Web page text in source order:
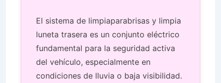
El sistema de limpiaparabrisas y limpia
luneta trasera es un conjunto eléctrico
fundamental para la seguridad activa
del vehículo, especialmente en
condiciones de lluvia o baja visibilidad.